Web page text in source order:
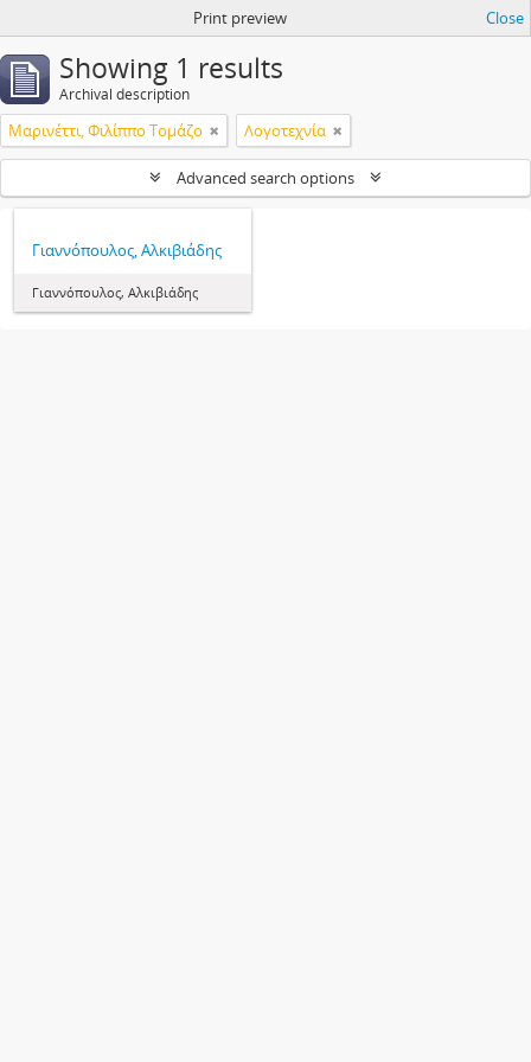
Print preview Close
Showing 1 results
Archival description
Μαρινέττι, Φιλίππο Τομάζο Λογοτεχνία
Advanced search options
Γιαννόπουλος, Αλκιβιάδης
Γιαννόπουλος, Αλκιβιάδης